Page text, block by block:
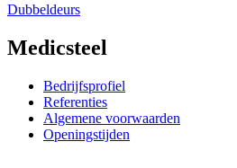
Dubbeldeurs
Medicsteel
Bedrijfsprofiel
Referenties
Algemene voorwaarden
Openingstijden